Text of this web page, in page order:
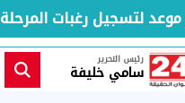
لتسجيل رغبات المرحلة
رئيس التحرير
سامي خليفة